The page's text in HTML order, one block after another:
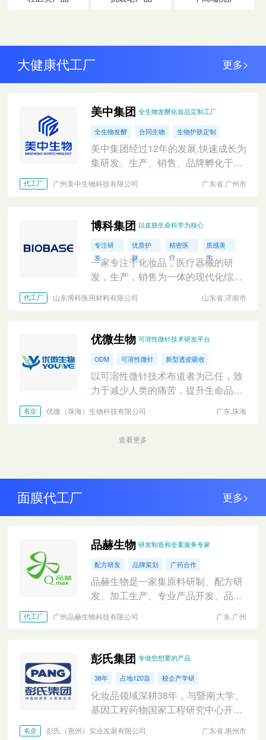
大健康代工厂 更多>
美中集团 全生物发酵化妆品定制工厂
全生物发酵 合同生物 生物护肤定制
美中集团经过12年的发展,快速成长为
集研发、生产、销售、品牌孵化于一
有三个国家高新技术企业、两个省级
代工厂 广州美中生物科技有限公司 广东省.广州市
博科集团 以皮肤生命科学为核心
专注研
发
优质护
肤
精密医
疗
质感美
学
一家专注于化妆品，医疗器械的研
发，生产，销售为一体的现代化综合
OBM,OEM,ODM,JDM系统。
代工厂 山东博科医用材料有限公司 山东省.济南市
优微生物 可溶性微针技术研发平台
ODM 可溶性微针 新型透皮吸收
以可溶性微针技术布道者为己任，致
力于减少人类的痛苦，提升生命品
医美等领域提供新一代透皮吸收的解
名企 优微（珠海）生物科技有限公司 广东.珠海
查看更多
面膜代工厂 更多>
品赫生物 研发制造和全案服务专家
配方研发 品牌策划 广药合作
品赫生物是一家集原料研制、配方研
发、加工生产、专业产品开发、品牌
化妆品OBM/OEM/ODM服务。
代工厂 广州品赫生物科技有限公司 广东.广州
彭氏集团 专做您想要的产品
38年 占地120亩 校企产学研
化妆品领域深耕38年，与暨南大学、
基因工程药物国家工程研究中心开展
名企 彭氏（惠州）实业发展有限公司 广东省.惠州市